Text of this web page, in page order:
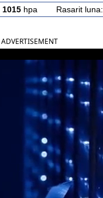
1015 hpa Rasarit luna:
ADVERTISEMENT